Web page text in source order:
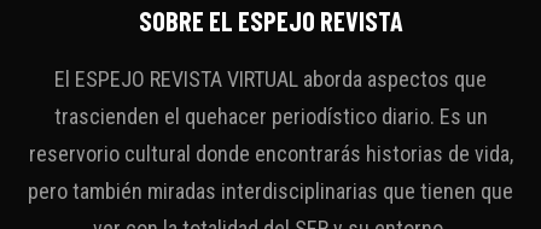
SOBRE EL ESPEJO REVISTA
El ESPEJO REVISTA VIRTUAL aborda aspectos que
trascienden el quehacer periodístico diario. Es un
reservorio cultural donde encontrarás historias de vida,
pero también miradas interdisciplinarias que tienen que